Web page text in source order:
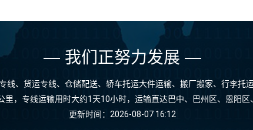
— 我们正努力发展 —
线、货运专线、仓储配送、轿车托运大件运输、搬厂搬家、行李托
，专线运输用时大约1天10小时，运输直达巴中、巴州区、恩阳区
更新时间：2026-08-07 16:12